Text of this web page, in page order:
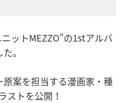
ットMEZZO”の1stアルバ
。
案を担当する漫画家・種
ストを公開！